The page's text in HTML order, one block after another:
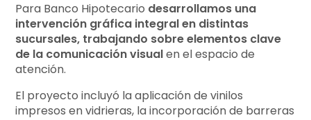
Para Banco Hipotecario desarrollamos una
intervención gráfica integral en distintas
sucursales, trabajando sobre elementos clave
de la comunicación visualen el espacio de
atención.
El proyecto incluyó la aplicación de vinilos
impresos en vidrieras, la incorporación de barreras